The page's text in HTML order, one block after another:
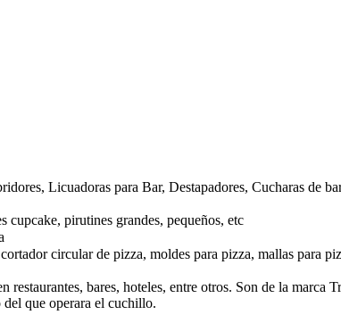
Licuadoras para Bar, Destapadores, Cucharas de
cupcake, pirutines grandes, pequeños, etc
circular de pizza, moldes para pizza, mallas para
bares, hoteles, entre otros. Son de la marca
que operara el cuchillo.